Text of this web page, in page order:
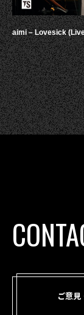
aimi – Lovesick
ご意見